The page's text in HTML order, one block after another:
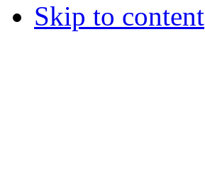
Skip to content